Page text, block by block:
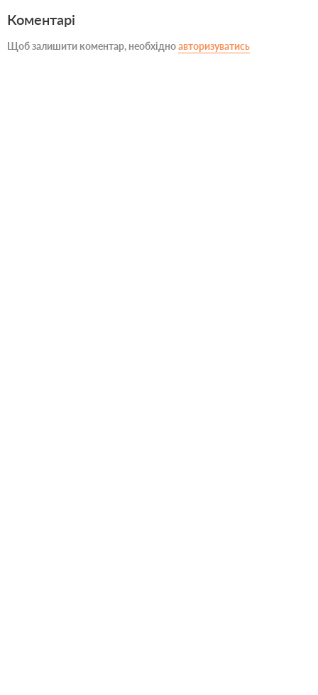
Коментарі
Щоб залишити коментар, необхідноавторизуватись